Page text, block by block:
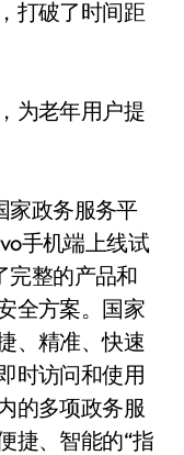
打破了时间距
老年用户提
政务服务平
手机端上线试
完整的产品和
全方案。国家
、精准、快速
时访问和使用
的多项政务服
捷、智能的“指